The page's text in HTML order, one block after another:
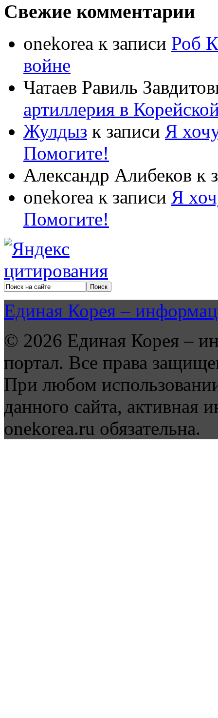
Свежие комментарии
onekorea к записи Роб
войне
Чатаев Равиль
артиллерия в
Жулдыз к записи Я
Помогите!
Александр Алибеков к
onekorea к записи Я
Помогите!
Единая Корея –
© 2026 Единая Корея –
портал. Все права
При любом
данного сайта, активная
onekorea.ru обязательна.